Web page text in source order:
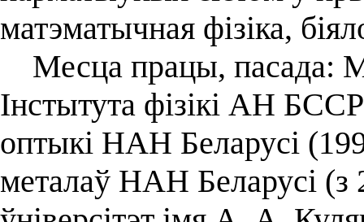
матэматычная фізіка,
Месца працы, пасада:
Інстытута фізікі АН
оптыкі НАН Беларусі
металаў НАН Беларусі (з